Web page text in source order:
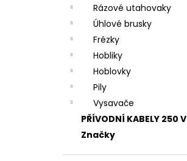
Rázové utahovaky
Úhlové brusky
Frézky
Hobliky
Hoblovky
Pily
Vysavače
PŘÍVODNÍ KABELY 250 V
Značky